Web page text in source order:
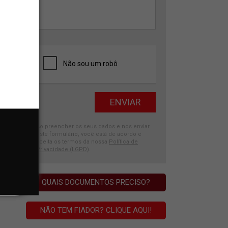
Ao preencher os seus dados e nos enviar
este formulário, você está de acordo e
aceita os termos da nossa
Política de
Privacidade (LGPD)
QUAIS DOCUMENTOS PRECISO?
NÃO TEM FIADOR? CLIQUE AQUI!